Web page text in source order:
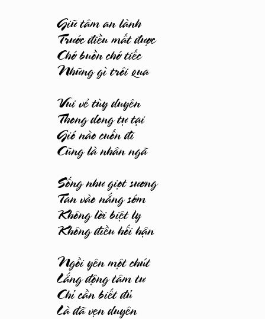
Giữ tâm an lành
Trước điều mất được
Chớ buồn chớ tiếc
Những gì trôi qua
Vui vẻ tùy duyên
Thong dong tự tại
Gió nào cuốn đi
Cũng là nhân ngã
Sống như giọt sương
Tan vào nắng sớm
Không lời biệt ly
Không điều hối hận
Ngồi yên một chút
Lắng động tâm tư
Chỉ cần biết đủ
Là đã vẹn duyên